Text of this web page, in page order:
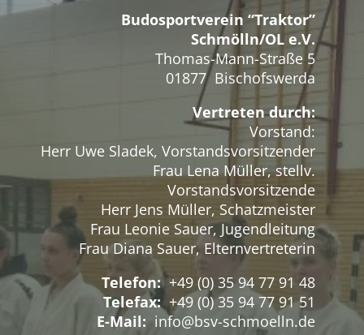
Budosportverein “Traktor”
Schmölln/OL e.V.
Thomas-Mann-Straße 5
01877 Bischofswerda
Vertreten durch:
Vorstand:
Herr Uwe Sladek, Vorstandsvorsitzender
Frau Lena Müller, stellv.
Vorstandsvorsitzende
Herr Jens Müller, Schatzmeister
Frau Leonie Sauer, Jugendleitung
Frau Diana Sauer, Elternvertreterin
Telefon:+49 (0) 35 94 77 91 48
Telefax: +49 (0) 35 94 77 91 51
E-Mail: info@bsv-schmoelln.de